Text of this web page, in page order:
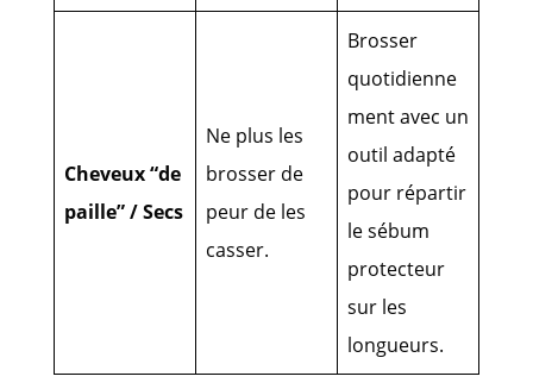
Cheveux “de
paille” / Secs
Ne plus les
brosser de
peur de les
casser.
Brosser
quotidienne
ment avec un
outil adapté
pour répartir
le sébum
protecteur
sur les
longueurs.